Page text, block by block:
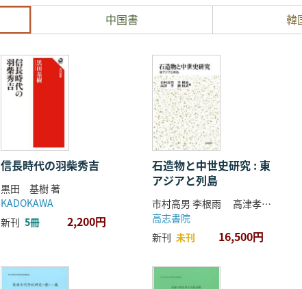
中国書 韓
信長時代の羽柴秀吉
黒田 基樹 著
KADOKAWA
新刊 5冊 2,200円
石造物と中世史研究 : 東
アジアと列島
市村高男 李根雨 高津孝 劉恒武 編
高志書院
新刊 未刊 16,500円